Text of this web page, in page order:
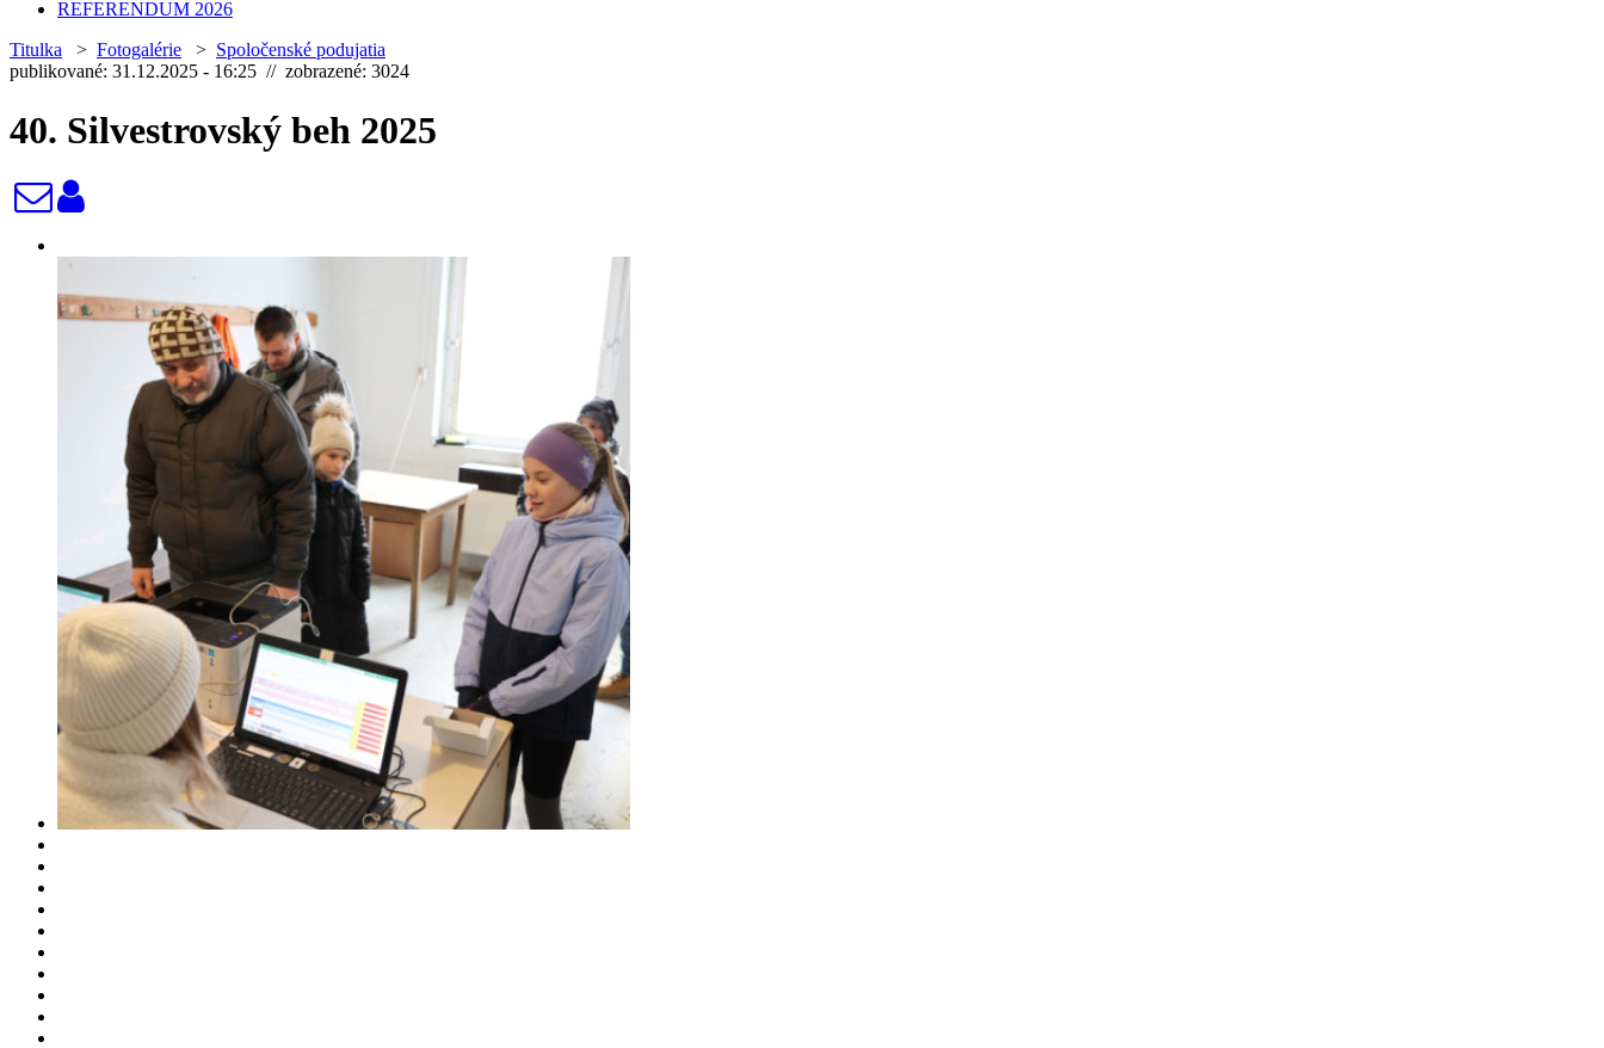
REFERENDUM 2026
Titulka > Fotogalérie > Spoločenské podujatia
publikované: 31.12.2025 - 16:25 // zobrazené: 3024
40. Silvestrovský beh 2025